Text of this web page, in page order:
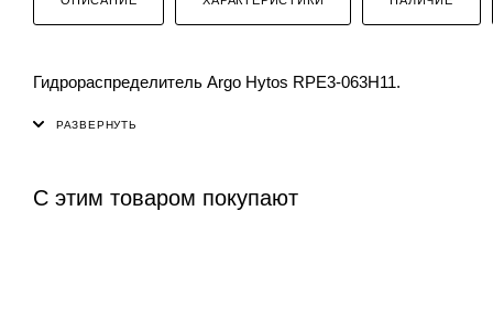
Гидрораспределитель Argo Hytos RPE3-063H11.
С этим товаром покупают